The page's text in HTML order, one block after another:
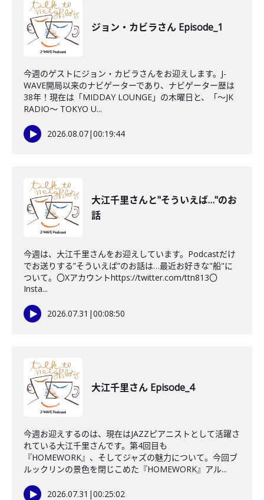
ジョン・カビラさん Episode_1
今週のゲストにジョン・カビラさんをお迎えします。J-
WAVE開局以来のナビゲーターであり、ナビゲーター歴は
38年！現在は「MIDDAY LOUNGE」の木曜日と、「〜JK
RADIO〜 TOKYO U...
2026.08.07|00:19:44
大江千里さんと"そういえば…"のお
話
今週は、大江千里さんをお迎えしています。Podcastだけ
でお送りする”そういえば”のお話は…最近お好きな"船"に
ついて。〇Xアカウントhttps://twitter.com/ttn813〇
Insta...
2026.07.31 |00:08:50
大江千里さん Episode_4
今週お迎えするのは、現在はJAZZピアニストとして活躍さ
れている大江千里さんです。第4回目も
『HOMEWORK』、そしてジャズの魅力について。今回ブ
ルックリンの景色を閉じこめた『HOMEWORK』アル...
2026.07.31 |00:25:02